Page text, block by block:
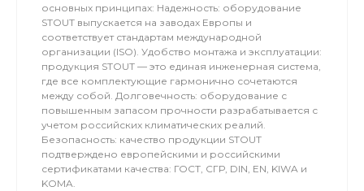
основных принципах: Надежность: оборудование
STOUT выпускается на заводах Европы и
соответствует стандартам международной
организации (ISO). Удобство монтажа и эксплуатации:
продукция STOUT — это единая инженерная система,
где все комплектующие гармонично сочетаются
между собой. Долговечность: оборудование с
повышенным запасом прочности разрабатывается с
учетом российских климатических реалий.
Безопасность: качество продукции STOUT
подтверждено европейскими и российскими
сертификатами качества: ГОСТ, СГР, DIN, EN, KIWA и
KOMA.